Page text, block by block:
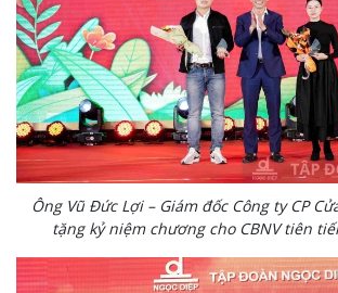
Ông Vũ Đức Lợi – Giám đốc Công ty CP
tặng kỷ niệm chương cho CBNV tiên